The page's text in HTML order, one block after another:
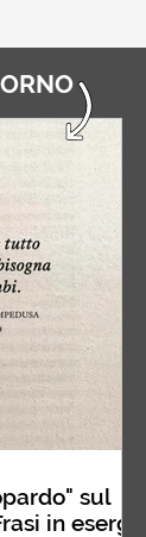
sul
in esergo